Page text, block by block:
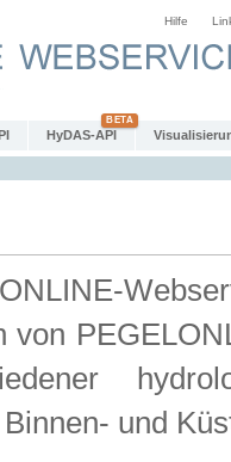
Hilfe
HyDAS-API
von
und